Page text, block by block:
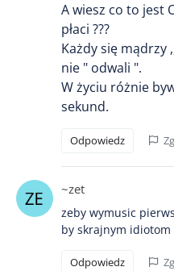
A wiesz co to jest
płaci ???
Każdy się mądrzy
nie " odwali ".
W życiu różnie
sekund.
Odpowiedz
~zet
zeby wymusic
by skrajnym idiotom
Odpowiedz